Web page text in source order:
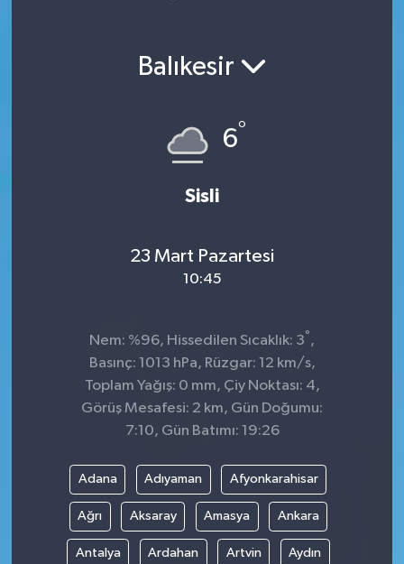
Balıkesir
6°
Sisli
23 Mart Pazartesi
10:45
Nem: %96, Hissedilen Sıcaklık: 3° ,
Basınç: 1013 hPa, Rüzgar: 12 km/s,
Toplam Yağış: 0 mm, Çiy Noktası: 4,
Görüş Mesafesi: 2 km, Gün Doğumu:
7:10, Gün Batımı: 19:26
Adana Adıyaman Afyonkarahisar
Ağrı Aksaray Amasya Ankara
Antalya Ardahan Artvin Aydın